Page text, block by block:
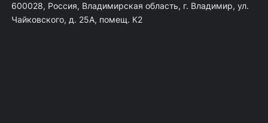
600028, Россия, Владимирская область, г. Владимир, ул.
Чайковского, д. 25А, помещ. К2